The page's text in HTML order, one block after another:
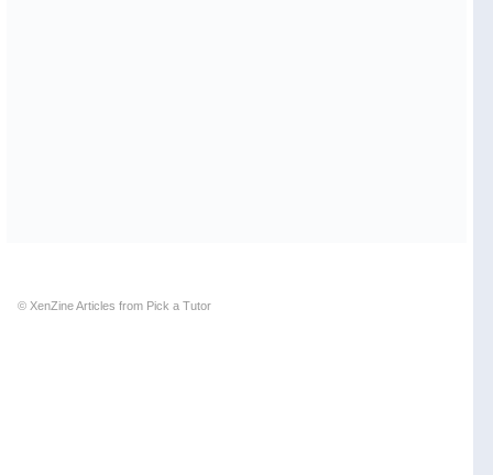
© XenZineArticles from Pick a Tutor